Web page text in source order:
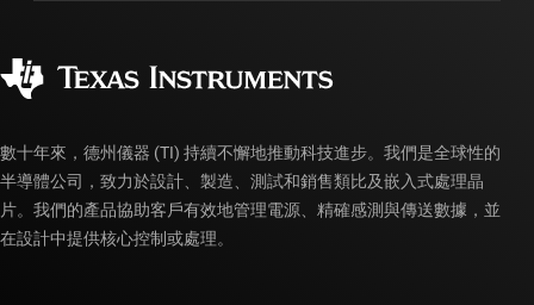
myTI 帳戶常見問題解答
訂購 FAQ
數十年來，德州儀器 (TI) 持續不懈地推動科技進步。我們是全球性的
半導體公司，致力於設計、製造、測試和銷售類比及嵌入式處理晶
片。我們的產品協助客戶有效地管理電源、精確感測與傳送數據，並
在設計中提供核心控制或處理。